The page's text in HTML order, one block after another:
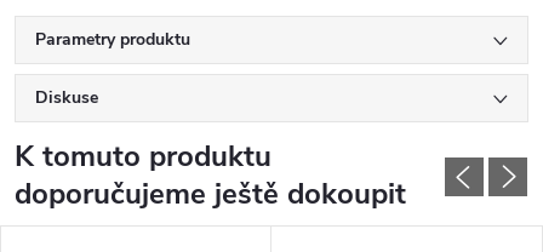
Parametry produktu
Diskuse
K tomuto produktu
doporučujeme ještě dokoupit